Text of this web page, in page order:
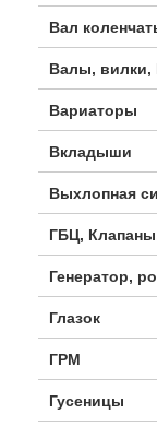
Вал
Валы, вилки,
Вариаторы
Вкладыши
Выхлопная
ГБЦ,
Генератор,
Глазок
ГРМ
Гусеницы